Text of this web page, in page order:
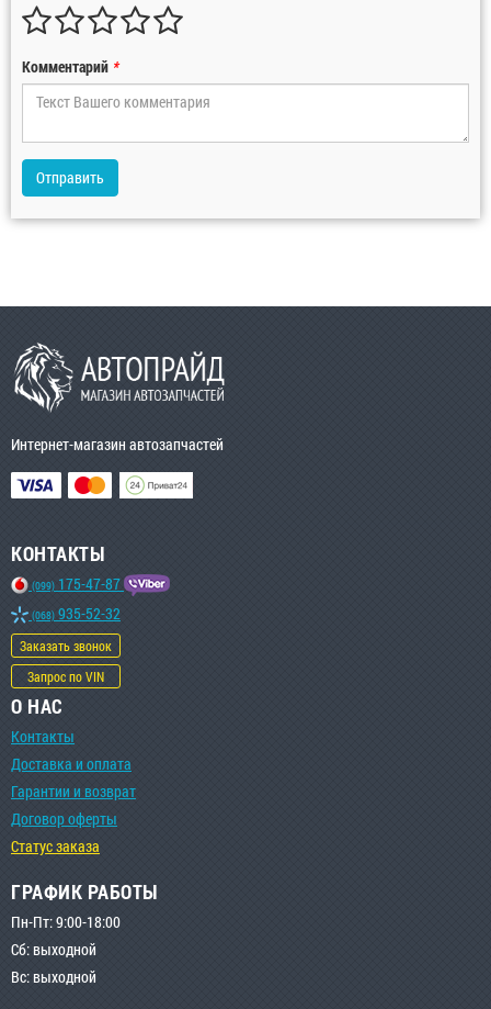
Комментарий *
Отправить
Интернет-магазин автозапчастей
КОНТАКТЫ
(099) 175-47-87
(068) 935-52-32
Заказать звонок
Запрос по VIN
О НАС
Контакты
Доставка и оплата
Гарантии и возврат
Договор оферты
Статус заказа
ГРАФИК РАБОТЫ
Пн-Пт: 9:00-18:00
Сб: выходной
Вс: выходной